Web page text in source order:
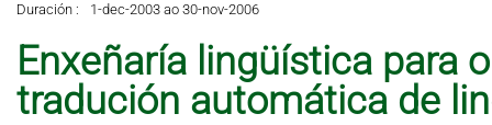
Duración :
1-dec-2003 ao 30-nov-2006
Enxeñaría lingüística para
tradución automática de